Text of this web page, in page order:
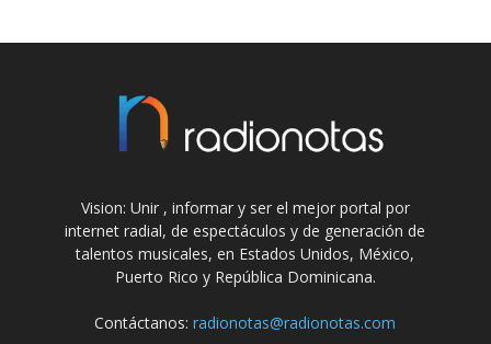
Vision: Unir , informar y ser el mejor portal por
internet radial, de espectáculos y de generación de
talentos musicales, en Estados Unidos, México,
Puerto Rico y República Dominicana.
Contáctanos:radionotas@radionotas.com